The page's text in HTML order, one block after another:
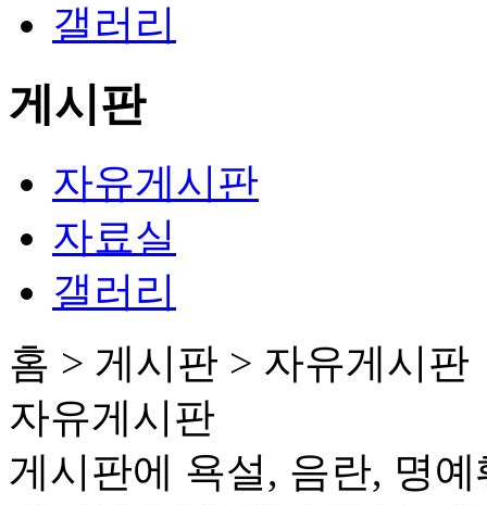
갤러리
게시판
자유게시판
자료실
갤러리
홈 > 게시판 > 자유게시판
자유게시판
게시판에 욕설, 음란, 명